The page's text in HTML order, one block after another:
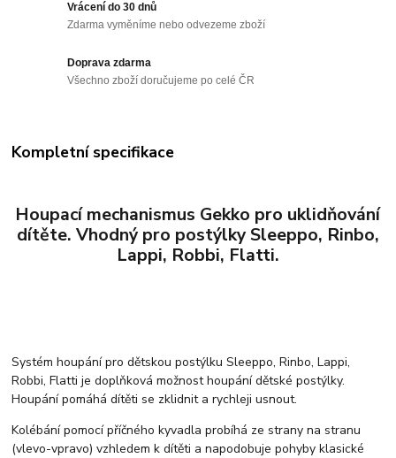
Vrácení do 30 dnů
Zdarma vyměníme nebo odvezeme zboží
Doprava zdarma
Všechno zboží doručujeme po celé ČR
Kompletní specifikace
Houpací mechanismus Gekko pro uklidňování
dítěte. Vhodný pro postýlky Sleeppo, Rinbo,
Lappi, Robbi, Flatti.
Systém houpání pro dětskou postýlku Sleeppo, Rinbo, Lappi,
Robbi, Flatti je doplňková možnost houpání dětské postýlky.
Houpání pomáhá dítěti se zklidnit a rychleji usnout.
Kolébání pomocí příčného kyvadla probíhá ze strany na stranu
(vlevo-vpravo) vzhledem k dítěti a napodobuje pohyby klasické